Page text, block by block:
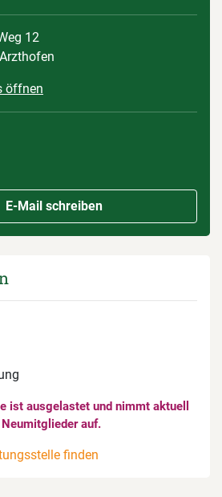
12
öffnen
E-Mail schreiben
ist ausgelastet und nimmt aktuell
auf.
finden